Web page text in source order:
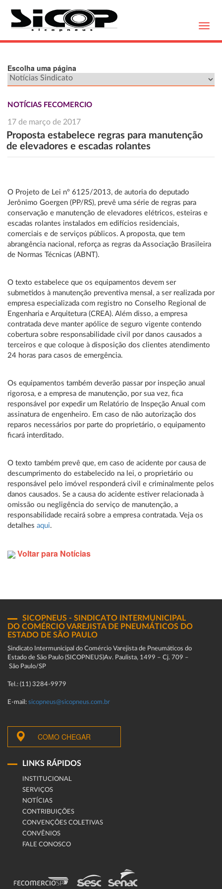
Escolha uma página
NOTÍCIAS FECOMERCIO
17 de março de 2017
Proposta estabelece regras para manutenção
de elevadores e escadas rolantes
O Projeto de Lei nº 6125/2013, de autoria do deputado
Jerônimo Goergen (PP/RS), prevê uma série de regras para
conservação e manutenção de elevadores elétricos, esteiras e
escadas rolantes instalados em edifícios residenciais,
comerciais e de serviços públicos. A proposta, que tem
abrangência nacional, reforça as regras da Associação Brasileira
de Normas Técnicas (ABNT).
O texto estabelece que os equipamentos devem ser
submetidos à manutenção preventiva mensal, a ser realizada por
empresa especializada com registro no Conselho Regional de
Engenharia e Arquitetura (CREA). Além disso, a empresa
contratada deve manter apólice de seguro vigente contendo
cobertura sobre responsabilidade civil por danos causados a
terceiros e que coloque à disposição dos clientes atendimento
24 horas para casos de emergência.
Os equipamentos também deverão passar por inspeção anual
rigorosa, e a empresa de manutenção, por sua vez, fica
responsável por expedir um Relatório de Inspeção Anual com
assinatura de engenheiro. Em caso de não autorização dos
reparos necessários por parte do proprietário, o equipamento
ficará interditado.
O texto também prevê que, em caso de acidente por causa de
descumprimento do estabelecido na lei, o proprietário ou
responsável pelo imóvel responderá civil e criminalmente pelos
danos causados. Se a causa do acidente estiver relacionada à
omissão ou negligência do serviço de manutenção, a
responsabilidade recairá sobre a empresa contratada. Veja os
detalhes aqui.
Voltar para Notícias
SICOPNEUS - SINDICATO INTERMUNICIPAL
DO COMÉRCIO VAREJISTA DE PNEUMÁTICOS DO
ESTADO DE SÃO PAULO
Sindicato Intermunicipal do Comércio Varejista de Pneumáticos do
Estado de São Paulo (SICOPNEUS)Av. Paulista, 1499 – Cj. 709 –
São Paulo/SP
Tel.: (11) 3284-9979
E-mail: sicopneus@sicopneus.com.br
COMO CHEGAR
LINKS RÁPIDOS
INSTITUCIONAL
SERVIÇOS
NOTÍCIAS
CONTRIBUIÇÕES
CONVENÇÕES COLETIVAS
CONVÊNIOS
FALE CONOSCO